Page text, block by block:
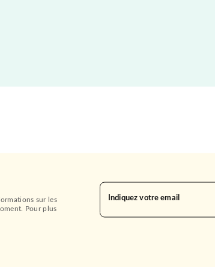
sur les
Pour plus
Indiquez votre email